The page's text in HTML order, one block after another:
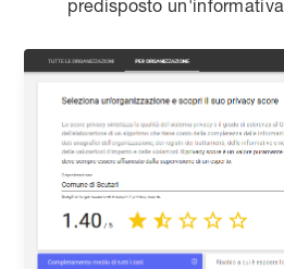
predisposto un'informativa.